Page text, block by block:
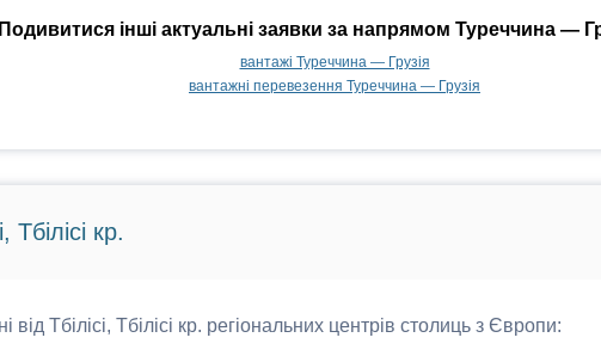
Подивитися інші актуальні заявки за напрямом Туреччина —
вантажі Туреччина — Грузія
вантажні перевезення Туреччина — Грузія
Тбілісі кр.
від Тбілісі, Тбілісі кр. регіональних центрів столиць з Європи: